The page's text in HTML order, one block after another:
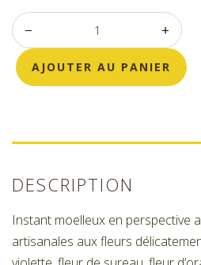
AJOUTER AU PANIER
DESCRIPTION
Instant moelleux en perspective
artisanales aux fleurs